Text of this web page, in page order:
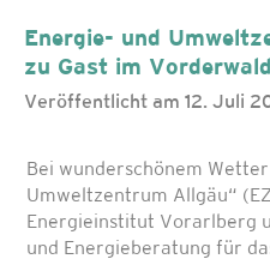
Energie- und
zu Gast im Vorderwald
Veröffentlicht am 12. Juli
Bei wunderschönem
Umweltzentrum Allgäu“
Energieinstitut Vorarlberg
und Energieberatung für